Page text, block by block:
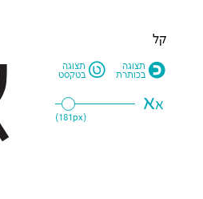
קל
O תצוגה
בכותרת
L תצוגה
בטקסט
אא
(
181px)